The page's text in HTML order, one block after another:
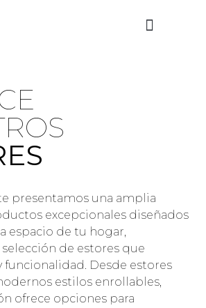
presentamos una amplia
excepcionales diseñados
espacio de tu hogar,
de estores que
funcionalidad. Desde estores
estilos enrollables,
ofrece opciones para
de herramientas